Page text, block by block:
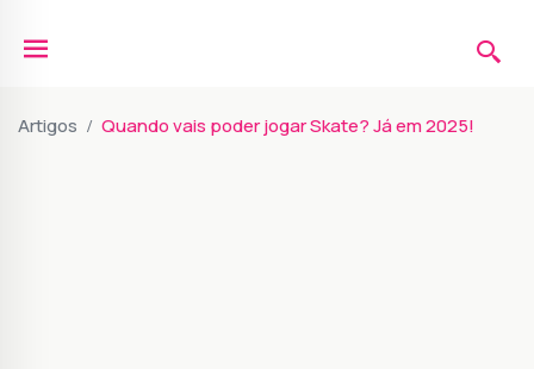
Artigos Quando vais poder jogar Skate? Já em 2025!